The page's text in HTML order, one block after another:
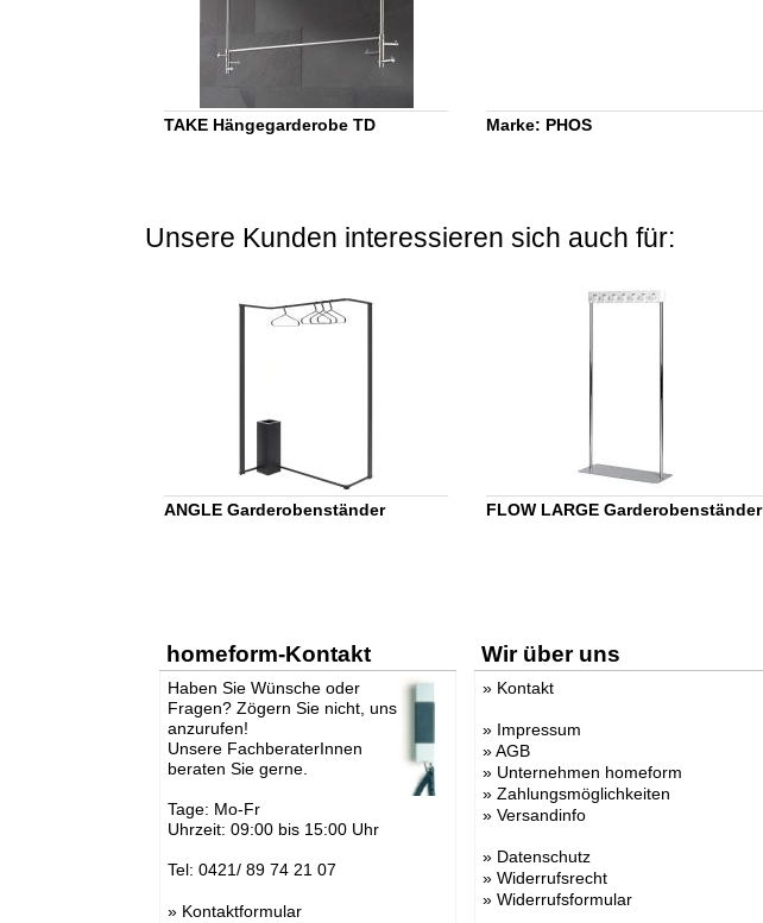
TAKE Hängegarderobe TD Marke: PHOS
Unsere Kunden interessieren sich auch für:
ANGLE Garderobenständer FLOW LARGE Garderobenständer
homeform-Kontakt
Haben Sie Wünsche oder
Fragen? Zögern Sie nicht, uns
anzurufen!
Unsere FachberaterInnen
beraten Sie gerne.
Tage: Mo-Fr
Uhrzeit: 09:00 bis 15:00 Uhr
Tel: 0421/ 89 74 21 07
» Kontaktformular
Wir über uns
» Kontakt
» Impressum
»AGB
» Unternehmen homeform
» Zahlungsmöglichkeiten
» Versandinfo
» Datenschutz
» Widerrufsrecht
» Widerrufsformular